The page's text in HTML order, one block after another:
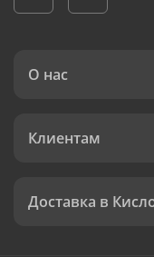
О нас
Клиентам
Доставка в